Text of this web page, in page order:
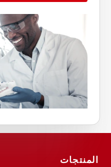
المنتجات